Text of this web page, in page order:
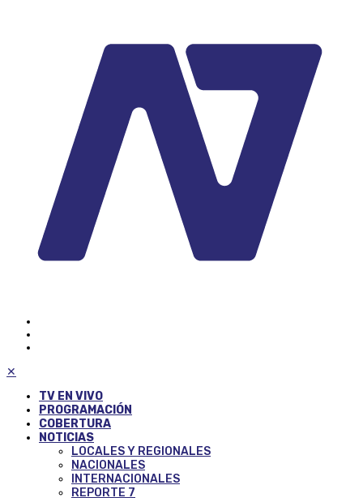
✕
TV EN VIVO
PROGRAMACIÓN
COBERTURA
NOTICIAS
LOCALES Y REGIONALES
NACIONALES
INTERNACIONALES
REPORTE 7